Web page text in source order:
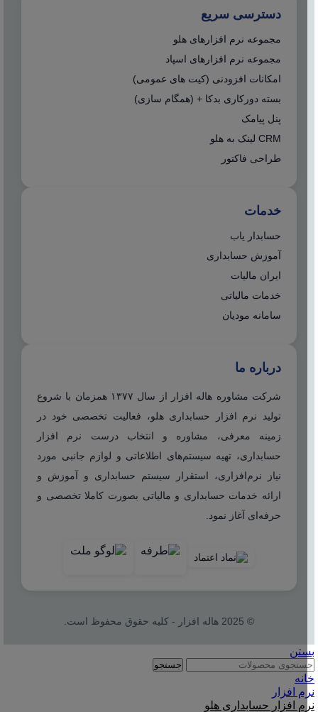
دسترسی سریع
مجموعه نرم افزارهای هلو
مجموعه نرم افزارهای اسپاد
امکانات افزودنی (کیت های عمومی)
بسته دورکاری بدکا + (همگام سازی)
پنل پیامک
CRM لینک به هلو
طراحی فاکتور
خدمات
حسابدار یاب
آموزش حسابداری
ایران مالیات
خدمات مالیاتی
سامانه مودیان
درباره ما
شرکت مشاوره هاله افزار از سال ۱۳۷۷ همزمان با شروع
تولید نرم افزار حسابداری هلو، فعالیت تخصصی خود در
زمینه معرفی، مشاوره و انتخاب درست نرم افزار
حسابداری، تهیه سیستم‌های اطلاعاتی و لوازم جانبی مورد
نیاز نرم‌افزاری، استقرار سیستم حسابداری و آموزش و
ارائه خدمات حسابداری و مالیاتی بصورت کاملا تخصصی و
حرفه‌ای آغاز نمود.
© 2025 هاله افزار - کلیه حقوق محفوظ است.
بستن
جستجو
خانه
نرم افزار
نرم افزار حسابداری هلو